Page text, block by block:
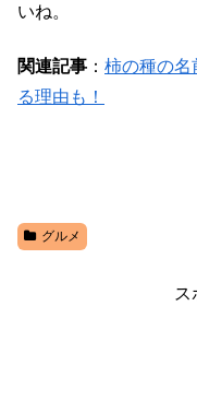
いね。
関連記事 ： 柿の種の名
る理由も！
グルメ
ス